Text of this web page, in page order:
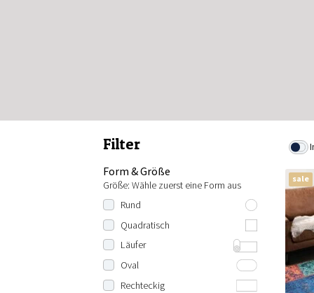
Filter
Form & Größe
Größe: Wähle zuerst eine Form aus
Rund
80 cm rund
100 cm rund
120 cm rund
140 cm rund
Quadratisch
100x100 cm
120x120 cm
130x130 cm
Läufer
Länge: 200 cm
Länge: 230 cm
Oval
100x150 cm
Rechteckig
sale